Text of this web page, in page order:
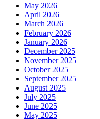
May 2026
April 2026
March 2026
February 2026
January 2026
December 2025
November 2025
October 2025
September 2025
August 2025
July 2025
June 2025
May 2025